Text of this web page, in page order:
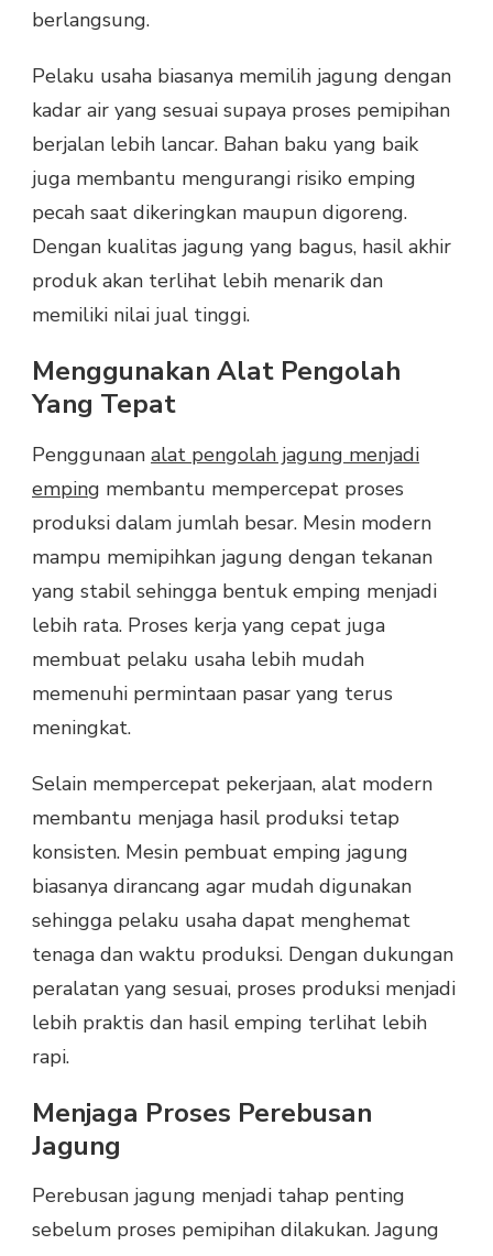
berlangsung.
Pelaku usaha biasanya memilih jagung dengan
kadar air yang sesuai supaya proses pemipihan
berjalan lebih lancar. Bahan baku yang baik
juga membantu mengurangi risiko emping
pecah saat dikeringkan maupun digoreng.
Dengan kualitas jagung yang bagus, hasil akhir
produk akan terlihat lebih menarik dan
memiliki nilai jual tinggi.
Menggunakan Alat Pengolah
Yang Tepat
Penggunaan alat pengolah jagung menjadi
emping membantu mempercepat proses
produksi dalam jumlah besar. Mesin modern
mampu memipihkan jagung dengan tekanan
yang stabil sehingga bentuk emping menjadi
lebih rata. Proses kerja yang cepat juga
membuat pelaku usaha lebih mudah
memenuhi permintaan pasar yang terus
meningkat.
Selain mempercepat pekerjaan, alat modern
membantu menjaga hasil produksi tetap
konsisten. Mesin pembuat emping jagung
biasanya dirancang agar mudah digunakan
sehingga pelaku usaha dapat menghemat
tenaga dan waktu produksi. Dengan dukungan
peralatan yang sesuai, proses produksi menjadi
lebih praktis dan hasil emping terlihat lebih
rapi.
Menjaga Proses Perebusan
Jagung
Perebusan jagung menjadi tahap penting
sebelum proses pemipihan dilakukan. Jagung